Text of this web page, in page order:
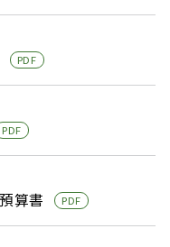
PDF
PDF
算書 PDF